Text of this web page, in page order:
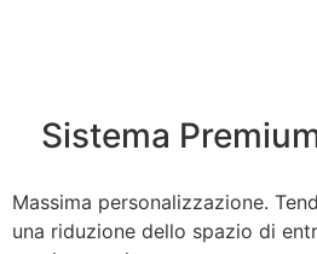
Sistema
Massima personalizzazione.
una riduzione dello spazio di